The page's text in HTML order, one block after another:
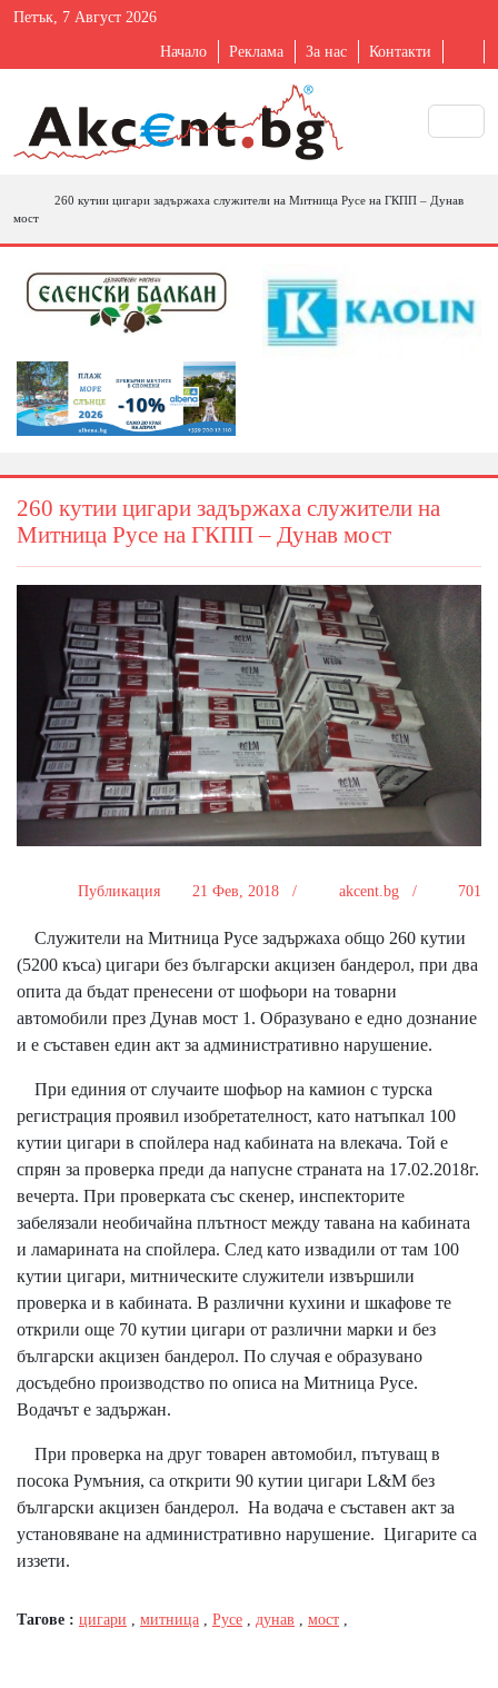
Петък, 7 Август 2026
Начало Реклама За нас Контакти
260 кутии цигари задържаха служители на Митница Русе на ГКПП – Дунав
мост
260 кутии цигари задържаха служители на
Митница Русе на ГКПП – Дунав мост
Публикация 21 Фев, 2018 / akcent.bg / 701
Служители на Митница Русе задържаха общо 260 кутии
(5200 къса) цигари без български акцизен бандерол, при два
опита да бъдат пренесени от шофьори на товарни
автомобили през Дунав мост 1. Образувано е едно дознание
и е съставен един акт за административно нарушение.
При единия от случаите шофьор на камион с турска
регистрация проявил изобретателност, като натъпкал 100
кутии цигари в спойлера над кабината на влекача. Той е
спрян за проверка преди да напусне страната на 17.02.2018г.
вечерта. При проверката със скенер, инспекторите
забелязали необичайна плътност между тавана на кабината
и ламарината на спойлера. След като извадили от там 100
кутии цигари, митническите служители извършили
проверка и в кабината. В различни кухини и шкафове те
открили още 70 кутии цигари от различни марки и без
български акцизен бандерол. По случая е образувано
досъдебно производство по описа на Митница Русе.
Водачът е задържан.
При проверка на друг товарен автомобил, пътуващ в
посока Румъния, са открити 90 кутии цигари L&M без
български акцизен бандерол. На водача е съставен акт за
установяване на административно нарушение. Цигарите са
иззети.
Тагове : цигари , митница , Русе , дунав , мост ,